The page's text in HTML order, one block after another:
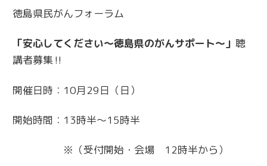
徳島県民がんフォーラム
「安心してください～徳島県のがんサポート～」 聴
講者募集‼
開催日時：10月29日（日）
開始時間：13時半～15時半
※（受付開始・会場 12時半から）